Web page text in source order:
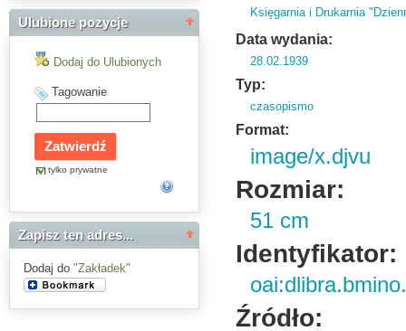
Ulubione pozycje
Dodaj do Ulubionych
Tagowanie
tylko prywatne
Zapisz ten adres...
Dodaj do "Zakładek"
Księgarnia i Drukarnia
Data wydania:
28.02.1939
Typ:
czasopismo
Format:
image/x.djvu
Rozmiar:
51 cm
Identyfikator:
Źródło: